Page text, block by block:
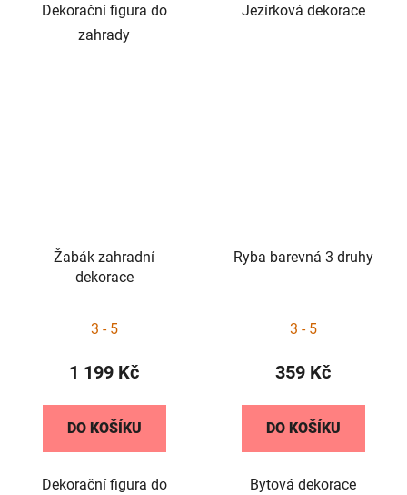
Dekorační figura do
zahrady
Jezírková dekorace
Žabák zahradní
dekorace
3 - 5
1 199 Kč
DO KOŠÍKU
Dekorační figura do
Ryba barevná 3 druhy
3 - 5
359 Kč
DO KOŠÍKU
Bytová dekorace